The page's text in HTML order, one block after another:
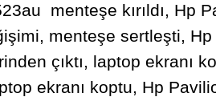
menteşe kırıldı, Hp
menteşe sertleşti,
çıktı, laptop ekranı
ekranı koptu, Hp